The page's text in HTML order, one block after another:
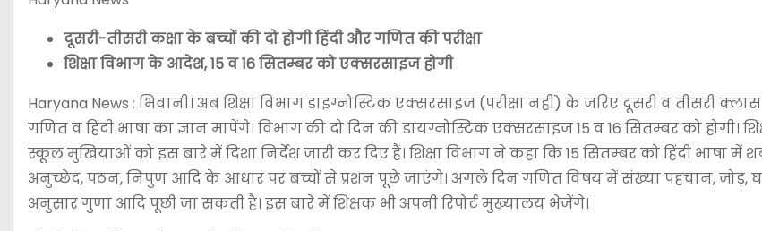
दूसरी-तीसरी कक्षा के बच्चों की दो होगी हिंदी और गणित की परीक्षा
शिक्षा विभाग के आदेश, 15 व 16 सितम्बर को एक्सरसाइज होगी
Haryana News : भिवानी। अब शिक्षा विभाग डाइग्नोस्टिक एक्सरसाइज (परीक्षा नहीं) के जरिए दूसरी व तीसरी
गणित व हिंदी भाषा का ज्ञान मापेंगे। विभाग की दो दिन की डायग्नोस्टिक एक्सरसाइज 15 व 16 सितम्बर को होगी।
स्कूल मुखियाओं को इस बारे में दिशा निर्देश जारी कर दिए हैं। शिक्षा विभाग ने कहा कि 15 सितम्बर को हिंदी भाषा में
अनुच्छेद, पठन, निपुण आदि के आधार पर बच्चों से प्रशन पूछे जाएंगे। अगले दिन गणित विषय में संख्या पहचान, जोड़,
अनुसार गुणा आदि पूछी जा सकती है। इस बारे में शिक्षक भी अपनी रिपोर्ट मुख्यालय भेजेंगे।